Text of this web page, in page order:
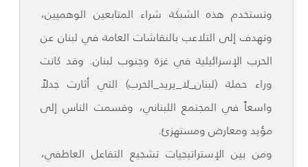
وتستخدم هذه الشبكة شراء المتابعين الوهميين،
وتهدف إلى التلاعب بالنقاشات العامة في لبنان عن
الحرب الإسرائيلية في غزة وجنوب لبنان. وقد كانت
وراء حملة (لبنان_لا_يريد_الحرب) التي أثارت جدلاً
واسعاً في المجتمع اللبناني، وقسمت الناس إلى
مؤيد ومعارض ومستهزئ.
ومن بين الإستراتيجيات تشجيع التفاعل العاطفي،